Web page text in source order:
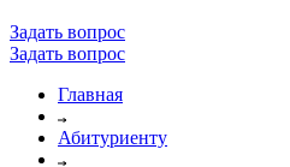
Задать вопрос
Задать вопрос
Главная
Абитуриенту